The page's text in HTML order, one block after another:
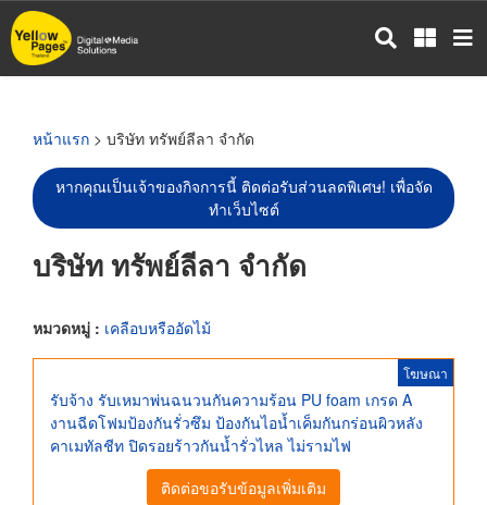
ข้าม
ไป
หน้าแรก > บริษัท ทรัพย์ลีลา จำกัด
หากคุณเป็นเจ้าของกิจการนี้ ติดต่อรับส่วนลดพิเศษ! เพื่อจัด
ทำเว็บไซต์
บริษัท ทรัพย์ลีลา จำกัด
หมวดหมู่ : เคลือบหรืออัดไม้
โฆษณา
รับจ้าง รับเหมาพ่นฉนวนกันความร้อน PU foam เกรด A
งานฉีดโฟมป้องกันรั่วซึม ป้องกันไอน้ำเค็มกันกร่อนผิวหลัง
คาเมทัลชีท ปิดรอยร้าวกันน้ำรั่วไหล ไม่รามไฟ
ติดต่อขอรับข้อมูลเพิ่มเติม